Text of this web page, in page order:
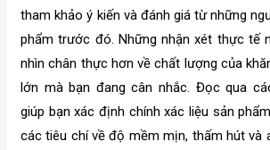
tham khảo ý kiến và đánh giá từ những
phẩm trước đó. Những nhận xét thực tế
nhìn chân thực hơn về chất lượng của
lớn mà bạn đang cân nhắc. Đọc qua
giúp bạn xác định chính xác liệu sản
các tiêu chí về độ mềm mịn, thấm hút và